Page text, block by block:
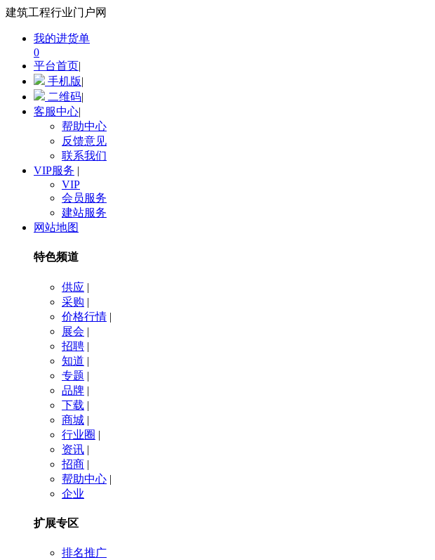
建筑工程行业门户网
我的进货单
0
平台首页|
手机版|
二维码|
客服中心|
帮助中心
反馈意见
联系我们
VIP服务 |
VIP
会员服务
建站服务
网站地图
特色频道
供应 |
采购 |
价格行情 |
展会 |
招聘 |
知道 |
专题 |
品牌 |
下载 |
商城 |
行业圈 |
资讯 |
招商 |
帮助中心 |
企业
扩展专区
排名推广